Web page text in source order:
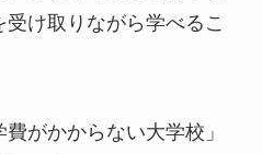
け取りながら学べるこ
がかからない大学校」